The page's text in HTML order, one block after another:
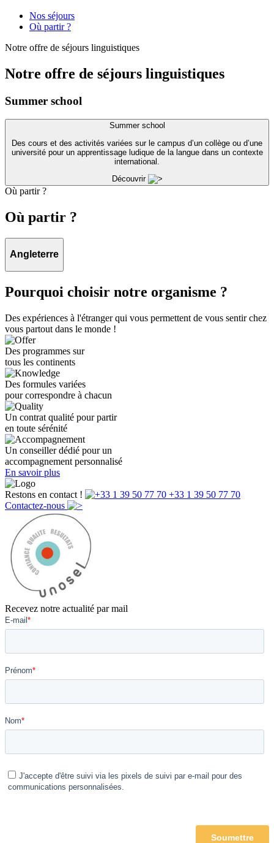
Nos séjours
Où partir ?
Notre offre de séjours linguistiques
Notre offre de séjours linguistiques
Summer school
Summer school
Des cours et des activités variées sur le campus d’un collège ou d’une
université pour un apprentissage ludique de la langue dans un contexte
international.
Découvrir
Où partir ?
Où partir ?
Angleterre
Pourquoi choisir notre organisme ?
Des expériences à l'étranger qui vous permettent de vous sentir chez
vous partout dans le monde !
Des programmes sur
tous les continents
Des formules variées
pour correspondre à chacun
Un contrat qualité pour partir
en toute sérénité
Un conseiller dédié pour un
accompagnement personnalisé
En savoir plus
Restons en contact !
+33 1 39 50 77 70
Contactez-nous
Recevez notre actualité par mail